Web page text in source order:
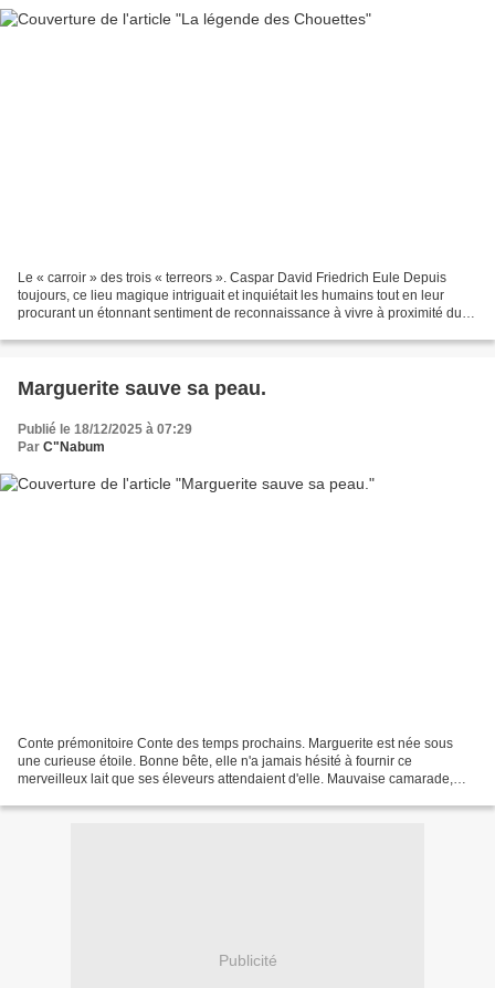
Le « carroir » des trois « terreors ». Caspar David Friedrich Eule Depuis
toujours, ce lieu magique intriguait et inquiétait les humains tout en leur
procurant un étonnant sentiment de reconnaissance à vivre à proximité du «
Marguerite sauve sa peau.
Publié le 18/12/2025 à 07:29
Par C"Nabum
Conte prémonitoire Conte des temps prochains. Marguerite est née sous
une curieuse étoile. Bonne bête, elle n'a jamais hésité à fournir ce
merveilleux lait que ses éleveurs attendaient d'elle. Mauvaise camarade,
Publicité